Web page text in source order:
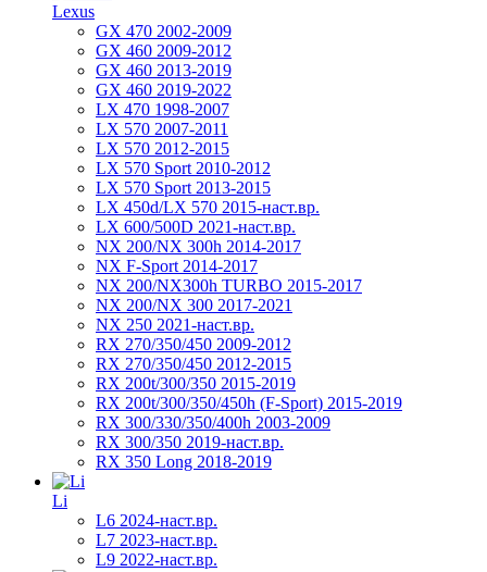
Lexus
GX 470 2002-2009
GX 460 2009-2012
GX 460 2013-2019
GX 460 2019-2022
LX 470 1998-2007
LX 570 2007-2011
LX 570 2012-2015
LX 570 Sport 2010-2012
LX 570 Sport 2013-2015
LX 450d/LX 570 2015-наст.вр.
LX 600/500D 2021-наст.вр.
NX 200/NX 300h 2014-2017
NX F-Sport 2014-2017
NX 200/NX300h TURBO 2015-2017
NX 200/NX 300 2017-2021
NX 250 2021-наст.вр.
RX 270/350/450 2009-2012
RX 270/350/450 2012-2015
RX 200t/300/350 2015-2019
RX 200t/300/350/450h (F-Sport) 2015-2019
RX 300/330/350/400h 2003-2009
RX 300/350 2019-наст.вр.
RX 350 Long 2018-2019
Li
L6 2024-наст.вр.
L7 2023-наст.вр.
L9 2022-наст.вр.